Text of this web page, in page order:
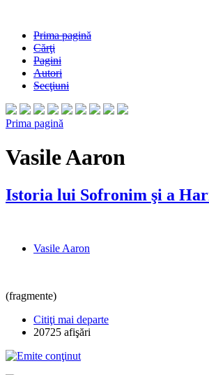
Prima pagină
Cărţi
Pagini
Autori
Secţiuni
Prima pagină
Vasile Aaron
Istoria lui Sofronim şi a
Vasile Aaron
(fragmente)
Citiţi mai departe
20725 afişări